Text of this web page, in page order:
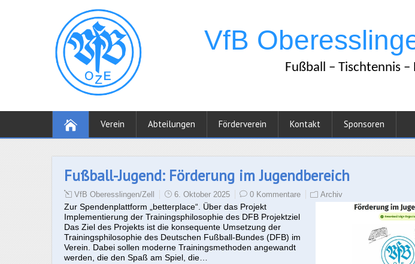
Verein Abteilungen Förderverein Kontakt Sponsoren
Fußball-Jugend: Förderung im Jugendbereich
VfB Oberesslingen/Zell 6. Oktober 2025 0 Kommentare Archiv
Zur Spendenplattform „betterplace“. Über das Projekt
Implementierung der Trainingsphilosophie des DFB Projektziel
Das Ziel des Projekts ist die konsequente Umsetzung der
Trainingsphilosophie des Deutschen Fußball-Bundes (DFB) im
Verein. Dabei sollen moderne Trainingsmethoden angewandt
werden, die den Spaß am Spiel, die…